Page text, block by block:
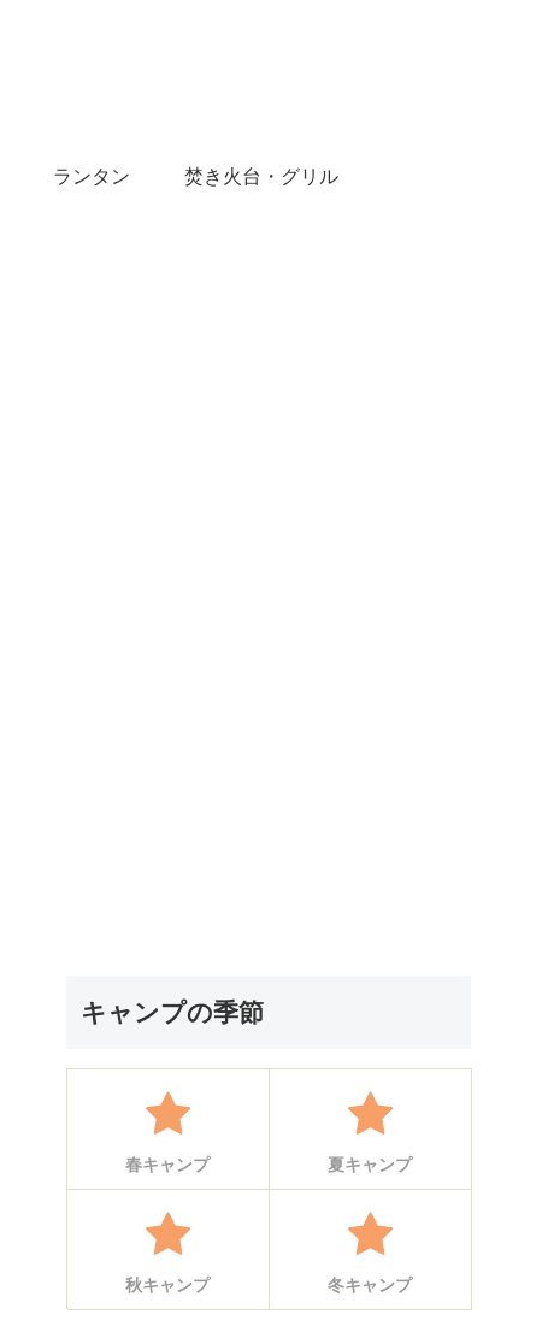
ランタン 焚き火台・グリル
キャンプの季節
春キャンプ 夏キャンプ
秋キャンプ 冬キャンプ